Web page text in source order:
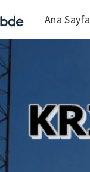
Ana Sayfa